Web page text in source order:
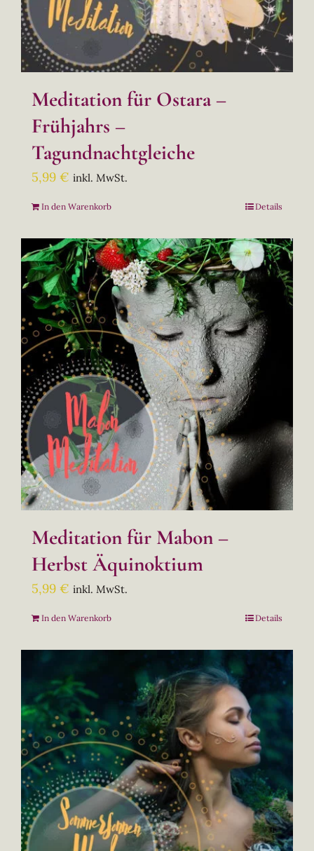
Meditation für Ostara –
Frühjahrs –
Tagundnachtgleiche
5,99 € inkl. MwSt.
In den Warenkorb Details
Meditation für Mabon –
Herbst Äquinoktium
5,99 € inkl. MwSt.
In den Warenkorb Details